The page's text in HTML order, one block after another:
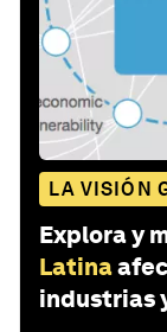
LA VISIÓN
Explora y
Latina
industrias